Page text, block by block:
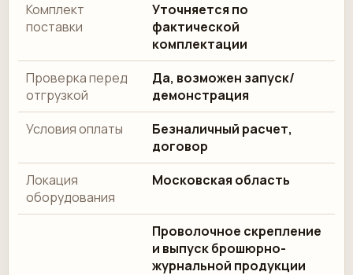
Комплект
поставки
Уточняется по
фактической
комплектации
Проверка перед
отгрузкой
Да, возможен запуск/
демонстрация
Условия оплаты
Безналичный расчет,
договор
Локация
оборудования
Московская область
Проволочное скрепление
и выпуск брошюрно-
журнальной продукции